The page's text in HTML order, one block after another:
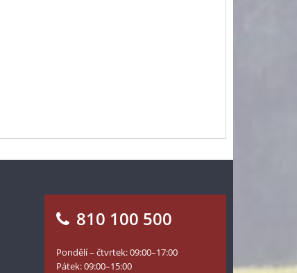
810 100 500
Pondělí – čtvrtek: 09:00–17:00
Pátek: 09:00–15:00